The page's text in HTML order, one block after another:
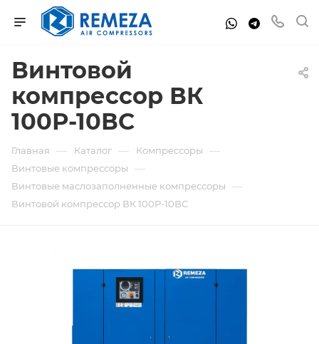
Винтовой
компрессор ВК
100Р-10ВС
Главная — Каталог — Компрессоры —
Винтовые компрессоры —
Винтовые маслозаполненные компрессоры —
Винтовой компрессор ВК 100Р-10ВС